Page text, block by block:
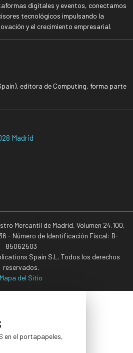
digitales y eventos, conectamos
tecnológicos impulsando la
y el crecimiento empresarial.
editora de Computing, forma parte
Madrid
Mercantil de Madrid, Volumen 24.100,
- Número de Identificación Fiscal: B-
85062503
Spain S.L. Todos los derechos
reservados.
Mapa del Sitio
en el portapapeles,